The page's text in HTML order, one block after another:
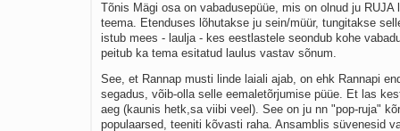
Tõnis Mägi osa on vabadusepüüe, mis on olnud ju RUJA
teema. Etenduses lõhutakse ju sein/müür, tungitakse
istub mees - laulja - kes eestlastele seondub kohe
peitub ka tema esitatud laulus vastav sõnum.
See, et Rannap musti linde laiali ajab, on ehk Rannapi
segadus, võib-olla selle eemaletõrjumise püüe. Et las
aeg (kaunis hetk,sa viibi veel). See on ju nn "pop-ruja"
populaarsed, teeniti kõvasti raha. Ansamblis süvenesid